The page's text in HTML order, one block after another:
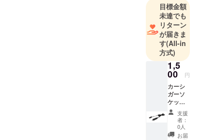
器の双方向
貿易をメイ
ンに行って
います。
2019年から
撮影関連機
器以外の分
野に、積極
的に取り組
んでいま
す。
目標金額
未達でも
リターン
が届きま
す(All-in
方式)
1,5
00 円
カーシ
ガーソ
ケット
アダプ
ター
DC12V
専用。
支援
者：
0人
お届